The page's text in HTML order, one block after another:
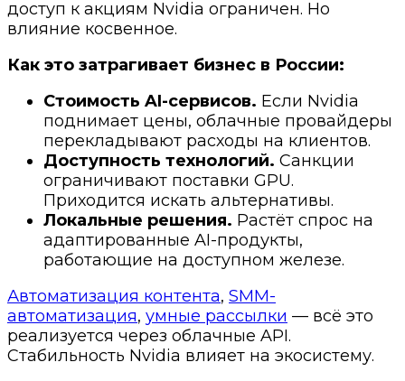
доступ к акциям Nvidia ограничен. Но
влияние косвенное.
Как это затрагивает бизнес в России:
Стоимость AI-сервисов. Если Nvidia
поднимает цены, облачные провайдеры
перекладывают расходы на клиентов.
Доступность технологий. Санкции
ограничивают поставки GPU.
Приходится искать альтернативы.
Локальные решения. Растёт спрос на
адаптированные AI-продукты,
работающие на доступном железе.
Автоматизация контента, SMM-
автоматизация, умные рассылки — всё это
реализуется через облачные API.
Стабильность Nvidia влияет на экосистему.